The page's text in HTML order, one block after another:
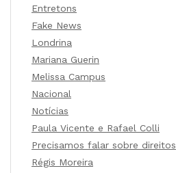
Entretons
Fake News
Londrina
Mariana Guerin
Melissa Campus
Nacional
Notícias
Paula Vicente e Rafael Colli
Precisamos falar sobre direitos
Régis Moreira